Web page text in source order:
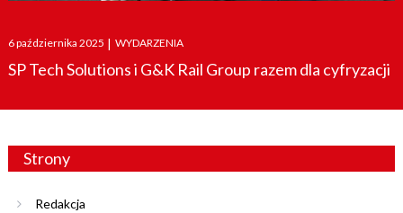
Posted
on
6 października 2025 | WYDARZENIA
SP Tech Solutions i G&K Rail Group razem dla cyfryzacji
Strony
Redakcja